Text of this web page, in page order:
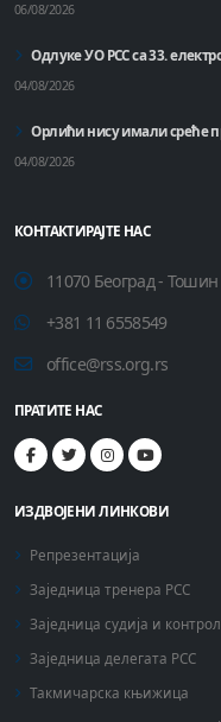
06/08/2026
Одлуке УО РСС са 33.
04/08/2026
Орлићи нису имали среће
04/08/2026
КОНТАКТИРАЈТЕ НАС
11070 Београд -
+381 11 6558549
office@rss.org.rs
ПРАТИТЕ НАС
ИЗДВОЈЕНИ ЛИНКОВИ
Репрезентација
Заједница тренера РСС
Заједница судија и
Заједница делегата РСС
Такмичарска књижица